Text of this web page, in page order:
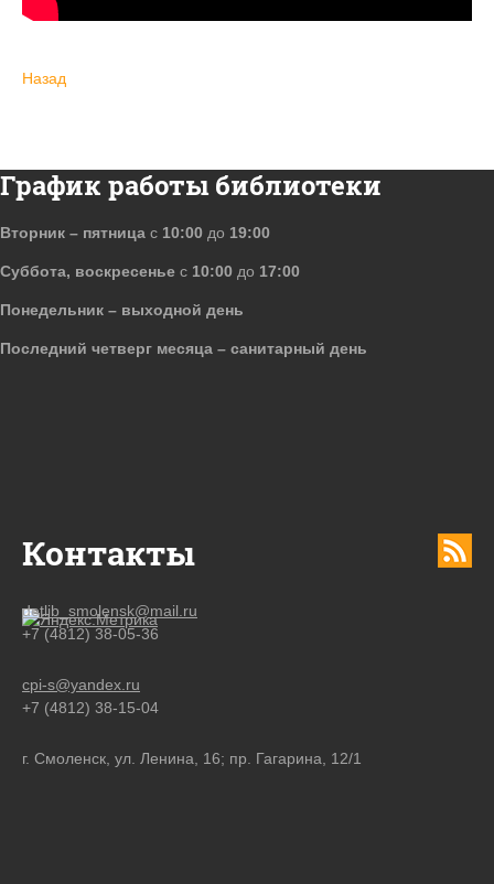
Назад
Контакты
detlib_smolensk@mail.ru
+7 (4812) 38-05-36
cpi-s@yandex.ru
+7 (4812) 38-15-04
г. Смоленск, ул. Ленина, 16; пр. Гагарина, 12/1
График работы библиотеки
Вторник – пятница с 10:00 до 19:00
Суббота, воскресенье с 10:00 до 17:00
Понедельник – выходной день
Последний четверг месяца – санитарный день